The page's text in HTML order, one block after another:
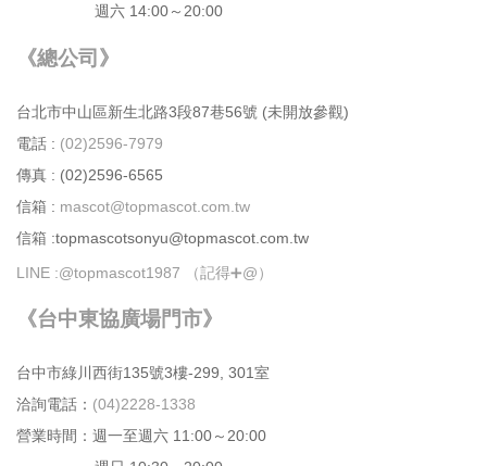
週六 14:00～20:00
《總公司》
台北市中⼭區新⽣北路3段87巷56號 (未開放參觀)
電話 : (02)2596-7979
傳真 : (02)2596-6565
信箱 : mascot@topmascot.com.tw
信箱 :topmascotsonyu@topmascot.com.tw
LINE :@topmascot1987 （記得➕@）
《台中東協廣場門市》
台中市綠川⻄街135號3樓-299, 301室
洽詢電話： (04)2228-1338
營業時間：週⼀⾄週六 11:00～20:00